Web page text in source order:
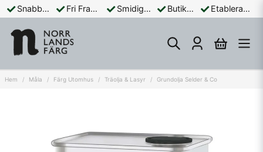
Snabba Leveranser Fri Frakt Över 899:- Smidiga Betalningar Butik och Online Etablerad Sedan 1965
Hem Måla Färg Utomhus Träolja & Lasyr Grundolja Selder & Co